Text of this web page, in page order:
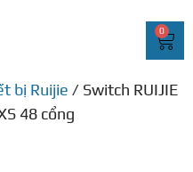
0
bị Ruijie / Switch RUIJIE
48 cổng